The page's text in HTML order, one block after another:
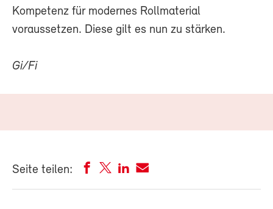
Kompetenz für modernes Rollmaterial
voraussetzen. Diese gilt es nun zu stärken.
Gi/Fi
Seite teilen: